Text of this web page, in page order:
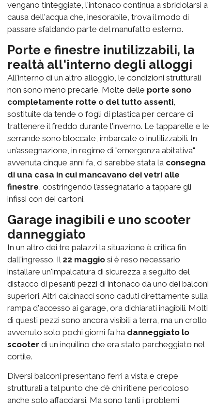
vengano tinteggiate, l'intonaco continua a sbriciolarsi a
causa dell'acqua che, inesorabile, trova il modo di
passare sfaldando parte del manufatto esterno.
Porte e finestre inutilizzabili, la
realtà all'interno degli alloggi
All'interno di un altro alloggio, le condizioni strutturali
non sono meno precarie. Molte delle porte sono
completamente rotte o del tutto assenti,
sostituite da tende o fogli di plastica per cercare di
trattenere il freddo durante l'inverno. Le tapparelle e le
serrande sono bloccate, imbarcate o inutilizzabili. In
un’assegnazione, in regime di "emergenza abitativa"
avvenuta cinque anni fa, ci sarebbe stata la consegna
di una casa in cui mancavano dei vetri alle
finestre, costringendo l’assegnatario a tappare gli
infissi con dei cartoni.
Garage inagibili e uno scooter
danneggiato
In un altro dei tre palazzi la situazione è critica fin
dall'ingresso. Il 22 maggio si è reso necessario
installare un'impalcatura di sicurezza a seguito del
distacco di pesanti pezzi di intonaco da uno dei balconi
superiori. Altri calcinacci sono caduti direttamente sulla
rampa d'accesso ai garage, ora dichiarati inagibili. Molti
di questi pezzi sono ancora visibili a terra, ma un crollo
avvenuto solo pochi giorni fa ha danneggiato lo
scooter di un inquilino che era stato parcheggiato nel
cortile.
Diversi balconi presentano ferri a vista e crepe
strutturali a tal punto che c’è chi ritiene pericoloso
anche solo affacciarsi. Ma sono tanti i problemi